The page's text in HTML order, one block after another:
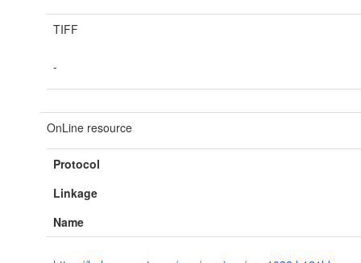
TIFF
-
OnLine resource
Protocol
Linkage
Name